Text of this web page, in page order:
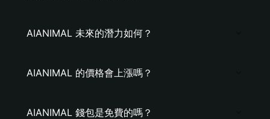
AIANIMAL 未來的潛力如何？
AIANIMAL 的價格會上漲嗎？
AIANIMAL 錢包是免費的嗎？